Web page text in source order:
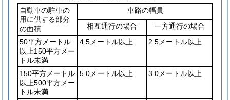
自動車の駐車の
用に供する部分
の面積
車路の幅員
相互通行の場合
一方通行の場合
50平方メートル
以上150平方メー
トル未満
4.5メートル以上 2.5メートル以上
150平方メートル
以上500平方メー
トル未満
5.0メートル以上 3.0メートル以上